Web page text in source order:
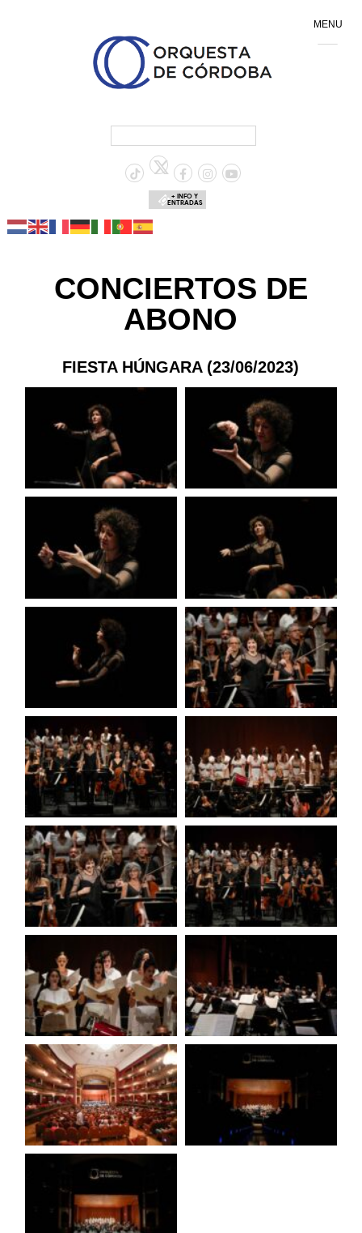
+ INFO Y
ENTRADAS
CONCIERTOS DE
ABONO
FIESTA HÚNGARA (23/06/2023)
MENU